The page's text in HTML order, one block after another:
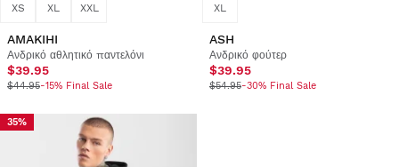
XS XL XXL
AMAKIHI
Ανδρικό αθλητικό παντελόνι
$39.95
$44.95-15% Final Sale
XL
ASH
Ανδρικό φούτερ
$39.95
$54.95-30% Final Sale
35%